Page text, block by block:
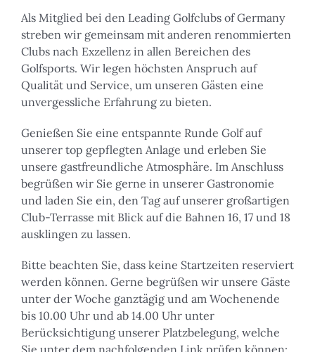
Als Mitglied bei den Leading Golfclubs of Germany
streben wir gemeinsam mit anderen renommierten
Clubs nach Exzellenz in allen Bereichen des
Golfsports. Wir legen höchsten Anspruch auf
Qualität und Service, um unseren Gästen eine
unvergessliche Erfahrung zu bieten.
Genießen Sie eine entspannte Runde Golf auf
unserer top gepflegten Anlage und erleben Sie
unsere gastfreundliche Atmosphäre. Im Anschluss
begrüßen wir Sie gerne in unserer Gastronomie
und laden Sie ein, den Tag auf unserer großartigen
Club-Terrasse mit Blick auf die Bahnen 16, 17 und 18
ausklingen zu lassen.
Bitte beachten Sie, dass keine Startzeiten reserviert
werden können. Gerne begrüßen wir unsere Gäste
unter der Woche ganztägig und am Wochenende
bis 10.00 Uhr und ab 14.00 Uhr unter
Berücksichtigung unserer Platzbelegung, welche
Sie unter dem nachfolgenden Link prüfen können: